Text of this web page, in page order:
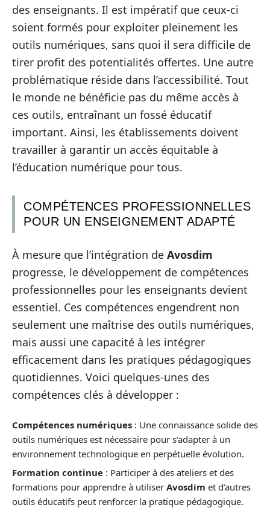
des enseignants. Il est impératif que ceux-ci
soient formés pour exploiter pleinement les
outils numériques, sans quoi il sera difficile de
tirer profit des potentialités offertes. Une autre
problématique réside dans l’accessibilité. Tout
le monde ne bénéficie pas du même accès à
ces outils, entraînant un fossé éducatif
important. Ainsi, les établissements doivent
travailler à garantir un accès équitable à
l’éducation numérique pour tous.
COMPÉTENCES PROFESSIONNELLES
POUR UN ENSEIGNEMENT ADAPTÉ
À mesure que l’intégration de Avosdim
progresse, le développement de compétences
professionnelles pour les enseignants devient
essentiel. Ces compétences engendrent non
seulement une maîtrise des outils numériques,
mais aussi une capacité à les intégrer
efficacement dans les pratiques pédagogiques
quotidiennes. Voici quelques-unes des
compétences clés à développer :
Compétences numériques : Une connaissance solide des
outils numériques est nécessaire pour s’adapter à un
environnement technologique en perpétuelle évolution.
Formation continue : Participer à des ateliers et des
formations pour apprendre à utiliser Avosdim et d’autres
outils éducatifs peut renforcer la pratique pédagogique.